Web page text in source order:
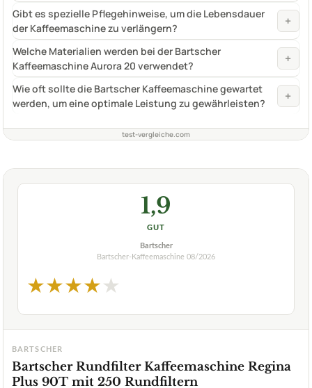
Gibt es spezielle Pflegehinweise, um die Lebensdauer
der Kaffeemaschine zu verlängern?
+
Welche Materialien werden bei der Bartscher
Kaffeemaschine Aurora 20 verwendet?
+
Wie oft sollte die Bartscher Kaffeemaschine gewartet
werden, um eine optimale Leistung zu gewährleisten?
+
test-vergleiche.com
1,9
GUT
Bartscher
Bartscher-Kaffeemaschine 08/2026
★★★★★
BARTSCHER
Bartscher Rundfilter Kaffeemaschine Regina
Plus 90T mit 250 Rundfiltern